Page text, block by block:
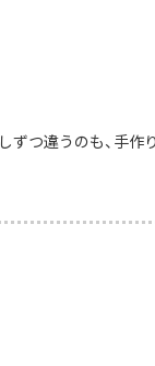
ずつ違うのも、手作